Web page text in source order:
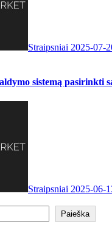
Straipsniai 2025-07-
sistemą pasirinkti
Straipsniai 2025-06-
Paieška